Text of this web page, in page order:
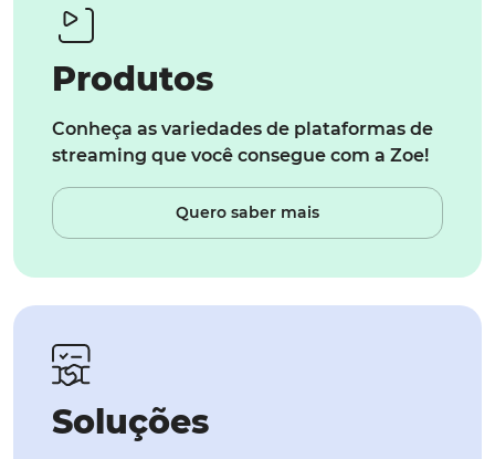
Produtos
Conheça as variedades de plataformas de
streaming que você consegue com a Zoe!
Quero saber mais
Soluções